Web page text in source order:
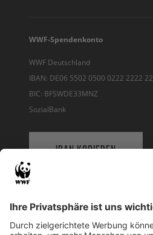
WWF-Spendenkonto
WWF Deutschland
IBAN: DE06 5502 0500 0222 2222 22
BIC: BFSWDE33MNZ
SozialBank
IBAN KOPIEREN